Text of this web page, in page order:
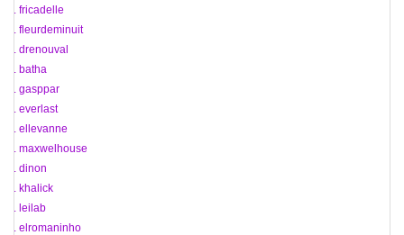
52. fricadelle
53. fleurdeminuit
54. drenouval
55. batha
56. gasppar
57. everlast
58. ellevanne
59. maxwelhouse
60. dinon
61. khalick
62. leilab
63. elromaninho